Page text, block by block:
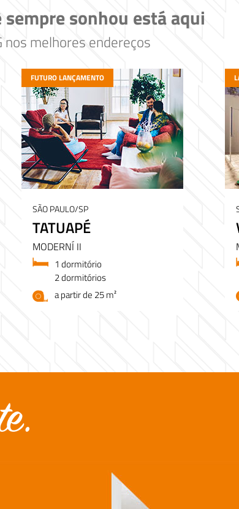
sonhou está aqui
nos melhores endereços
SÃO PAULO/SP
TATUAPÉ
MODERNÍ II
1 dormitório
2 dormitórios
a partir de 25 m²
FUTURO LANÇAMENTO